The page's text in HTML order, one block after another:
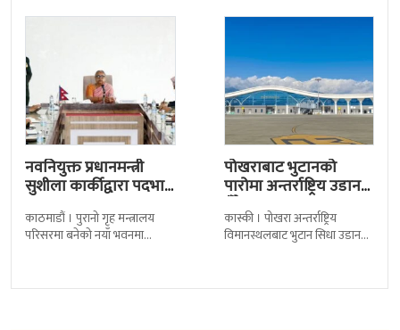
नवनियुक्त प्रधानमन्त्री
सुशीला कार्कीद्वारा पदभार
काठमाडौं । पुरानो गृह मन्त्रालय
परिसरमा बनेको नयाँ भवनमा
नवनियुक्त
पोखराबाट भुटानको
पारोमा अन्तर्राष्ट्रिय उडान
हुँदै
कास्की । पोखरा अन्तर्राष्ट्रिय
विमानस्थलबाट भुटान सिधा उडान
लागेको हो